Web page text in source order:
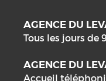
AGENCE DU
Tous les jours de
AGENCE DU
Accueil